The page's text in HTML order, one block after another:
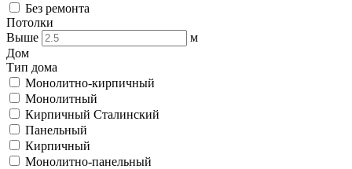
Без ремонта
Потолки
Выше
м
Дом
Тип дома
Монолитно-кирпичный
Монолитный
Кирпичный Сталинский
Панельный
Кирпичный
Монолитно-панельный